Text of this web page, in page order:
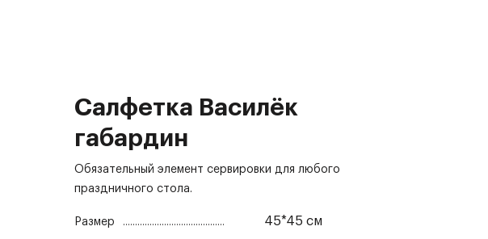
Салфетка Василёк
габардин
Обязательный элемент сервировки для любого
праздничного стола.
Размер 45*45 см